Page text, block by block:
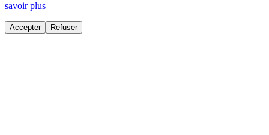
savoir plus
Accepter Refuser